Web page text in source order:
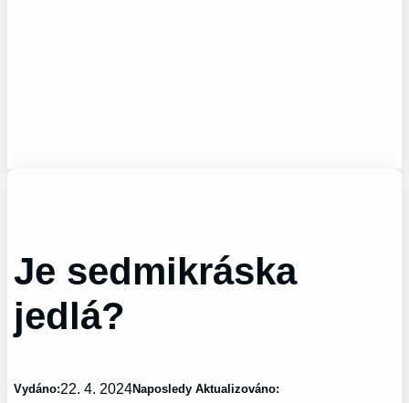
Je sedmikráska
jedlá?
Vydáno:22. 4. 2024Naposledy Aktualizováno: